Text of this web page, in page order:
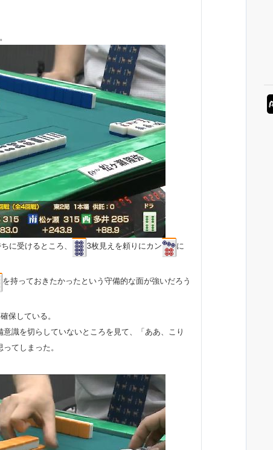
に受けるところ、 3枚見えを頼りにカン
に
を持っておきたかったという守備的な面が強いだろう
保している。
識を切らしていないところを見て、「ああ、こり
てしまった。